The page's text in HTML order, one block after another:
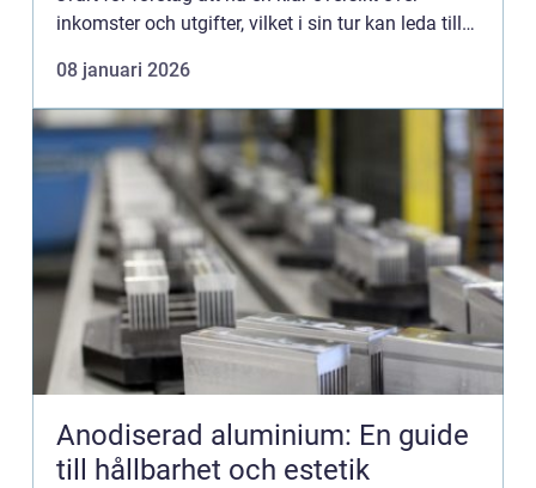
inkomster och utgifter, vilket i sin tur kan leda till
08 januari 2026
Anodiserad aluminium: En guide
till hållbarhet och estetik